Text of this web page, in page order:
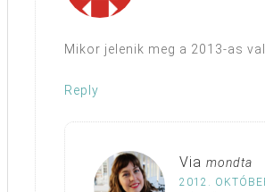
Mikor jelenik meg a 2013-as
Reply
Via mondta
2012.